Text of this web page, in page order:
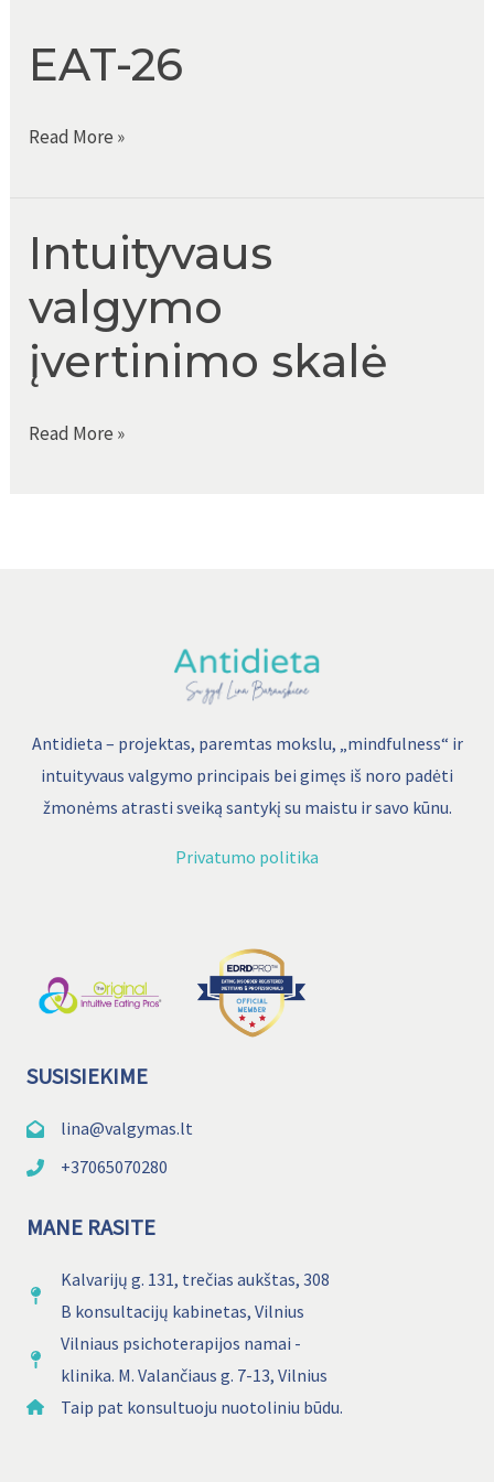
EAT-26
EAT-
Read More »
Intuityvaus
valgymo
įvertinimo skalė
Intuityvaus
Read More »
Antidieta – projektas, paremtas mokslu, „mindfulness“ ir
intuityvaus valgymo principais bei gimęs iš noro padėti
žmonėms atrasti sveiką santykį su maistu ir savo kūnu.
Privatumo politika
SUSISIEKIME
lina@valgymas.lt
+37065070280
MANE RASITE
Kalvarijų g. 131, trečias aukštas, 308
B konsultacijų kabinetas, Vilnius
Vilniaus psichoterapijos namai -
klinika. M. Valančiaus g. 7-13, Vilnius
Taip pat konsultuoju nuotoliniu būdu.